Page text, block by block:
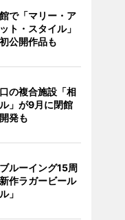
で「マリー・ア
ト・スタイル」
公開作品も
の複合施設「相
」が9月に閉館
発も
ルーイング15周
作ラガービール
」